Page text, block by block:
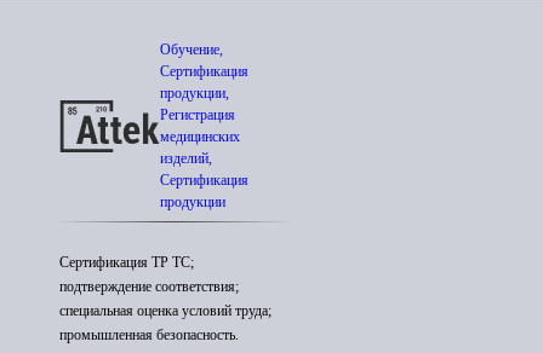
Обучение,
Сертификация
продукции,
Регистрация
медицинских
изделий,
Сертификация
продукции
Сертификация ТР ТС;
подтверждение соответствия;
специальная оценка условий труда;
промышленная безопасность.